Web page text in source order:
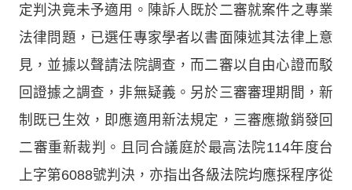
定判決竟未予適用。陳訴人既於二審就案件之專業
法律問題，已選任專家學者以書面陳述其法律上意
見，並據以聲請法院調查，而二審以自由心證而駁
回證據之調查，非無疑義。另於三審審理期間，新
制既已生效，即應適用新法規定，三審應撤銷發回
二審重新裁判。且同合議庭於最高法院114年度台
上字第6088號判決，亦指出各級法院均應採程序從